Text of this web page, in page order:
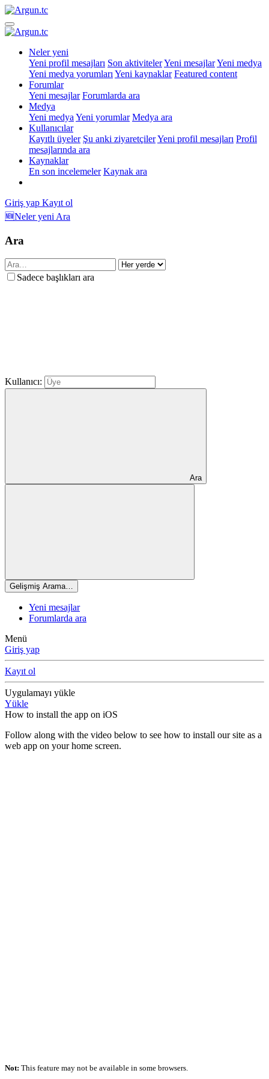
Neler yeni
Yeni profil mesajları Son aktivitelerYeni mesajlarYeni medya
Yeni medya yorumları Yeni kaynaklar Featured content
Forumlar
Yeni mesajlar Forumlarda ara
Medya
Yeni medya Yeni yorumlar Medya ara
Kullanıcılar
Kayıtlı üyeler Şu anki ziyaretçilerYeni profil mesajları Profil
mesajlarında ara
Kaynaklar
En son incelemeler Kaynak ara
Giriş yap Kayıt ol
🆕Neler yeni Ara
Ara
Sadece başlıkları ara
Kullanıcı:
Ara
Gelişmiş Arama…
Yeni mesajlar
Forumlarda ara
Menü
Giriş yap
Kayıt ol
Uygulamayı yükle
Yükle
How to install the app on iOS
Follow along with the video below to see how to install our site as a
web app on your home screen.
Not: This feature may not be available in some browsers.